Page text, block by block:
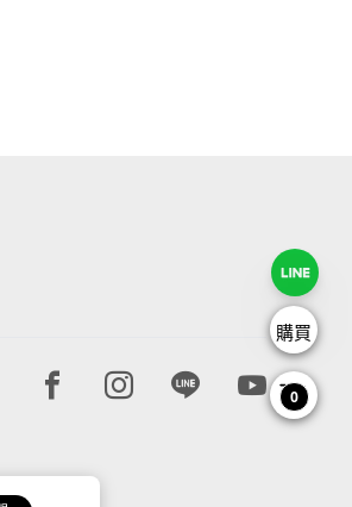
Facebook page
Instagram page
Line pageYoutube
購買
0